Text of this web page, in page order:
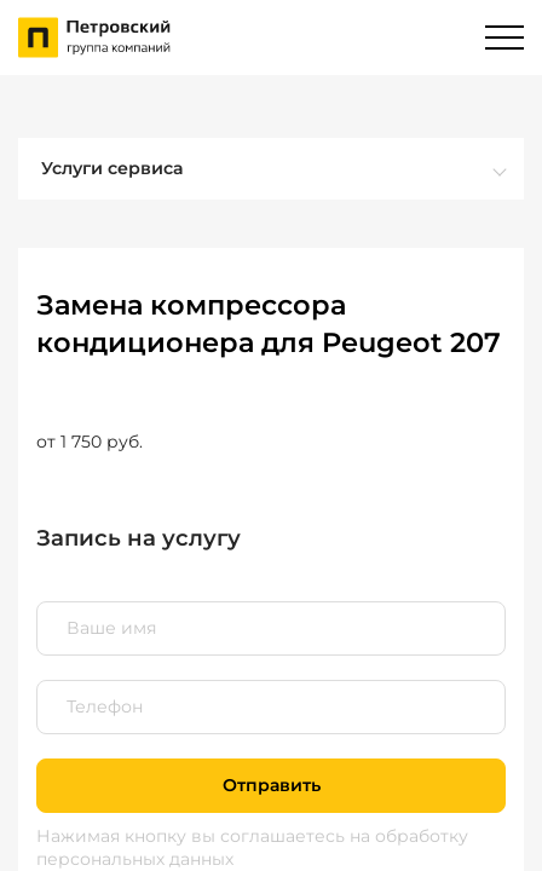
Услуги сервиса
Замена компрессора
кондиционера для Peugeot 207
от 1 750 руб.
Запись на услугу
Отправить
Нажимая кнопку вы соглашаетесь на обработку
персональных данных